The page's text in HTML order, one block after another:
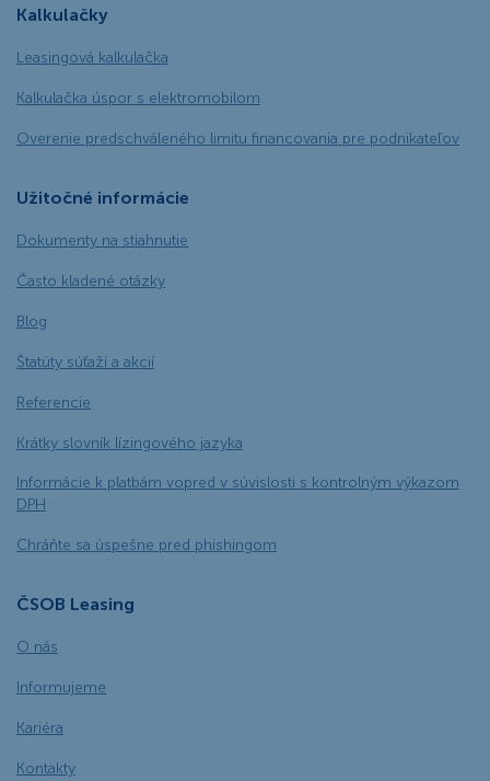
Kalkulačky
Leasingová kalkulačka
Kalkulačka úspor s elektromobilom
Overenie predschváleného limitu financovania pre podnikateľov
Užitočné informácie
Dokumenty na stiahnutie
Často kladené otázky
Blog
Štatúty súťaží a akcií
Referencie
Krátky slovník lízingového jazyka
Informácie k platbám vopred v súvislosti s kontrolným výkazom
DPH
Chráňte sa úspešne pred phishingom
ČSOB Leasing
O nás
Informujeme
Kariéra
Kontakty